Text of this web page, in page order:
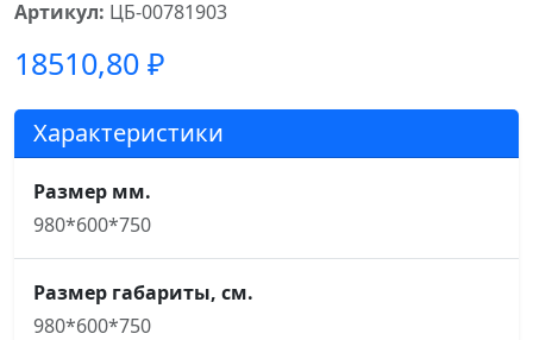
Артикул: ЦБ-00781903
18510,80 ₽
Характеристики
Размер мм.
980*600*750
Размер габариты, см.
980*600*750